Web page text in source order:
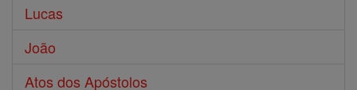
Lucas
João
Atos dos Apóstolos